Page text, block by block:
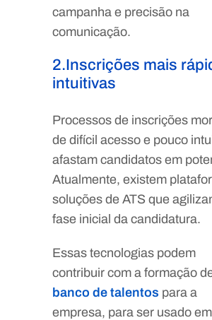
campanha e precisão na
comunicação.
2.Inscrições mais
intuitivas
Processos de inscrições
de difícil acesso e pouco
afastam candidatos em
Atualmente, existem
soluções de ATS que
fase inicial da candidatura.
Essas tecnologias podem
contribuir com a formação
banco de talentos para a
empresa, para ser usado em